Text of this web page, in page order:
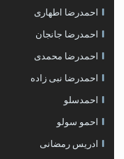
احمدرضا اطهاری
احمدرضا جانجان
احمدرضا محمدی
احمدرضا نبی زاده
احمدسلو
احمو سولو
ادریس رمضانی